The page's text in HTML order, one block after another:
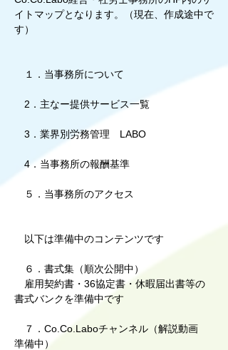
イトマップとなります。（現在、作成途中で
す）
１．当事務所について
2．主なー提供サービス一覧
3．業界別労務管理 LABO
4．当事務所の報酬基準
５．当事務所のアクセス
以下は準備中のコンテンツです
６．書式集 （順次公開中）
雇用契約書・36協定書・休暇届出書等の
書式バンクを準備中です
７．Co.Co.Laboチャンネル（解説動画
準備中）